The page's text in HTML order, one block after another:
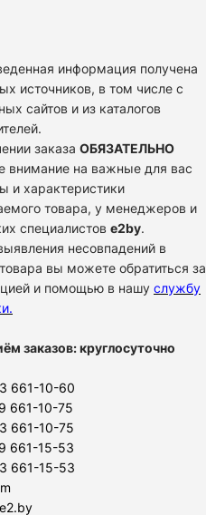
информация получена
источников, в том числе с
сайтов и из каталогов
заказа ОБЯЗАТЕЛЬНО
внимание на важные для вас
и характеристики
товара, у менеджеров и
специалистов e2by.
несовпадений в
вы можете обратиться за
и помощью в нашу службу
.
заказов: круглосуточно
661-10-60
661-10-75
661-10-75
661-15-53
661-15-53